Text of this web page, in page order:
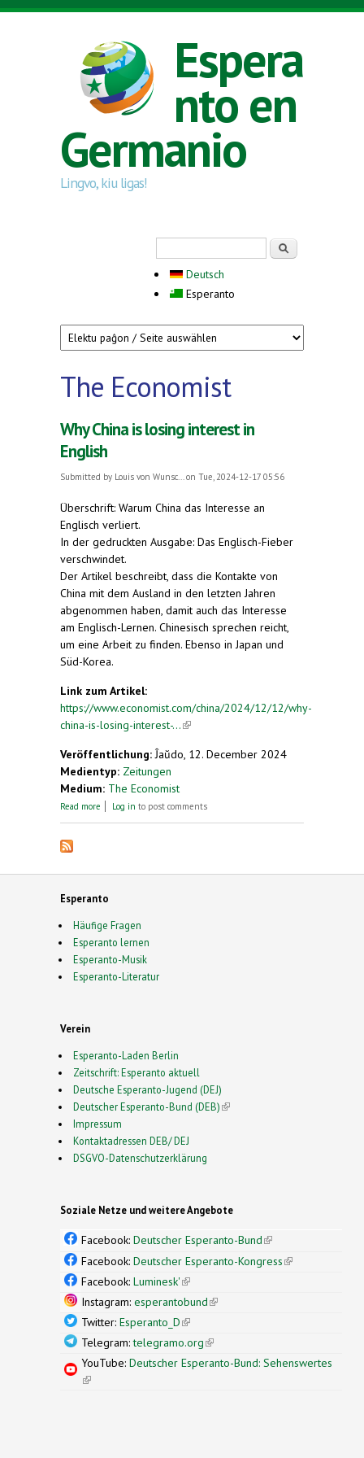
Skip to main content
Espera
nto en
Germanio
Lingvo, kiu ligas!
Deutsch
Esperanto
The Economist
Why China is losing interest in
English
Submitted by Louis von Wunsc... on Tue, 2024-12-17 05:56
Überschrift: Warum China das Interesse an
Englisch verliert.
In der gedruckten Ausgabe: Das Englisch-Fieber
verschwindet.
Der Artikel beschreibt, dass die Kontakte von
China mit dem Ausland in den letzten Jahren
abgenommen haben, damit auch das Interesse
am Englisch-Lernen. Chinesisch sprechen reicht,
um eine Arbeit zu finden. Ebenso in Japan und
Süd-Korea.
Link zum Artikel:
https://www.economist.com/china/2024/12/12/why-
china-is-losing-interest-...(link is external)
Veröffentlichung: Ĵaŭdo, 12. December 2024
Medientyp: Zeitungen
Medium: The Economist
Read more about Why China is losing interest in English
Log in to post comments
Esperanto
Häufige Fragen
Esperanto lernen
Esperanto-Musik
Esperanto-Literatur
Verein
Esperanto-Laden Berlin
Zeitschrift: Esperanto aktuell
Deutsche Esperanto-Jugend (DEJ)
Deutscher Esperanto-Bund (DEB)(link is external)
Impressum
Kontaktadressen DEB/ DEJ
DSGVO-Datenschutzerklärung
Soziale Netze und weitere Angebote
Facebook: Deutscher Esperanto-Bund(link is
external)
Facebook: Deutscher Esperanto-Kongress(link is
Facebook: Luminesk'(link is external)
Instagram: esperantobund(link is external)
Twitter: Esperanto_D(link is external)
Telegram:telegramo.org(link is external)
YouTube: Deutscher Esperanto-Bund: Sehenswertes
(link is external)